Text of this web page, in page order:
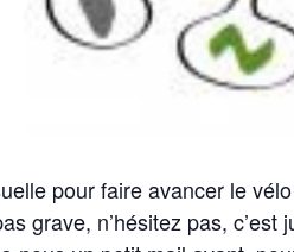
pour faire avancer le
grave, n’hésitez pas,